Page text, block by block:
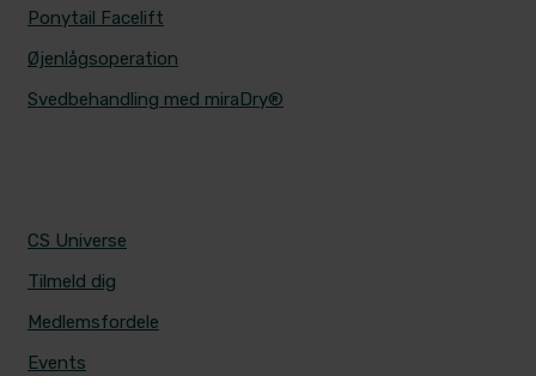
Ponytail Facelift
Øjenlågsoperation
Svedbehandling med miraDry®
CS Universe
Tilmeld dig
Medlemsfordele
Events